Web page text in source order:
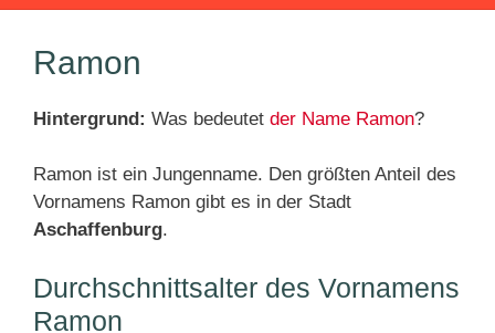
Ramon
Hintergrund: Was bedeutet der Name Ramon?
Ramon ist ein Jungenname. Den größten Anteil des
Vornamens Ramon gibt es in der Stadt
Aschaffenburg.
Durchschnittsalter des Vornamens
Ramon